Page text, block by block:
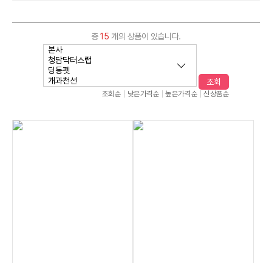
총15 개의 상품이 있습니다.
조회
조회순 낮은가격순 높은가격순 신상품순